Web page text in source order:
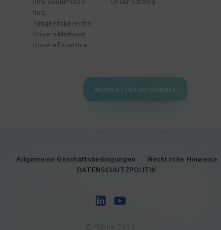
Ihre
Tätigkeitsbereiche
Unsere Methode
Unsere Expertise
NEWSLETTER ABONNIEREN
Allgemeine Geschäftsbedingungen
Rechtliche Hinweise
DATENSCHUTZPOLITIK